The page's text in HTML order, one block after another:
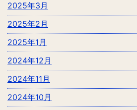
2025年3月
2025年2月
2025年1月
2024年12月
2024年11月
2024年10月